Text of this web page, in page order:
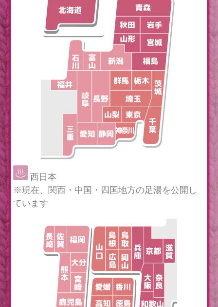
西日本
※現在、関西・中国・四国地方の足湯を公開し
ています